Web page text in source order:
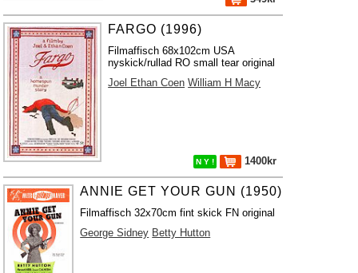
FARGO (1996)
Filmaffisch 68x102cm USA
nyskick/rullad RO small tear original
Joel Ethan Coen William H Macy
N Y ! 1400kr
ANNIE GET YOUR GUN (1950)
Filmaffisch 32x70cm fint skick FN original
George Sidney Betty Hutton